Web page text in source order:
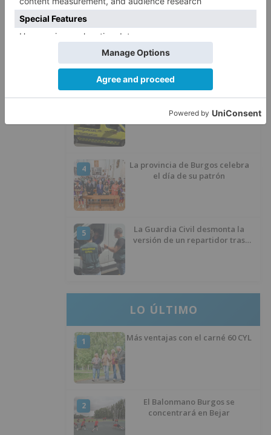
2
Villatoro da el primer paso para
dejar atrás su aislamiento con el
inicio de la senda peatonal y
ciclista
Un hombre de 80 años resulta
herido en Burgos tras la colisión
entre un turismo y un camión
4
La provincia de Burgos celebra
el día de su patrón
5
La Guardia Civil desmonta la
versión de un repartidor tras
LO ÚLTIMO
1 Más ventajas con el carné 60 CYL
2
El Balonmano Burgos se
concentrará en Bejar